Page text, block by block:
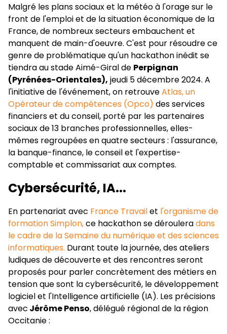
Malgré les plans sociaux et la météo à l'orage sur le
front de l'emploi et de la situation économique de la
France, de nombreux secteurs embauchent et
manquent de main-d'oeuvre. C'est pour résoudre ce
genre de problématique qu'un hackathon inédit se
tiendra au stade Aimé-Giral de Perpignan
(Pyrénées-Orientales), jeudi 5 décembre 2024. A
l'initiative de l'événement, on retrouveAtlas, un
Opérateur de compétences (Opco) des services
financiers et du conseil, porté par les partenaires
sociaux de 13 branches professionnelles, elles-
mêmes regroupées en quatre secteurs : l'assurance,
la banque-finance, le conseil et l'expertise-
comptable et commissariat aux comptes.
Cybersécurité, IA...
En partenariat avec France Travailet l'organisme de
formation Simplon,ce hackathon se dérouleradans
le cadre de la Semaine du numérique et des sciences
informatiques. Durant toute la journée, des ateliers
ludiques de découverte et des rencontres seront
proposés pour parler concrètement des métiers en
tension que sont la cybersécurité, le développement
logiciel et l'Intelligence artificielle (IA). Les précisions
avec Jérôme Penso, délégué régional de la région
Occitanie :